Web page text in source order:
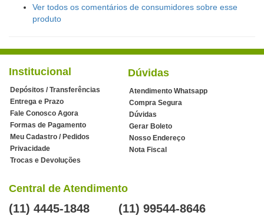
Ver todos os comentários de consumidores sobre esse
produto
Institucional
Depósitos / Transferências
Entrega e Prazo
Fale Conosco Agora
Formas de Pagamento
Meu Cadastro / Pedidos
Privacidade
Trocas e Devoluções
Dúvidas
Atendimento Whatsapp
Compra Segura
Dúvidas
Gerar Boleto
Nosso Endereço
Nota Fiscal
Central de Atendimento
(11) 4445-1848 (11) 99544-8646